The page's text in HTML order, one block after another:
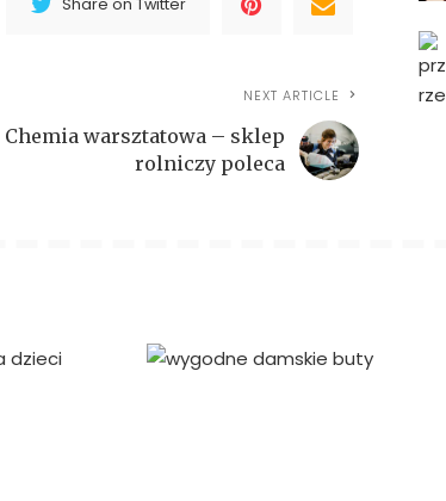
Share on Twitter
NEXT ARTICLE
Chemia warsztatowa – sklep
rolniczy poleca